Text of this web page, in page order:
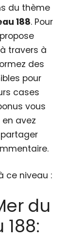
du thème
188. Pour
travers à
des
pour
cases
vous
avez
ce niveau :
du